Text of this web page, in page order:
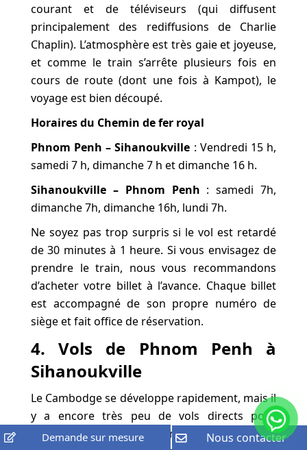
courant et de téléviseurs (qui diffusent
principalement des rediffusions de Charlie
Chaplin). L’atmosphère est très gaie et joyeuse,
et comme le train s’arrête plusieurs fois en
cours de route (dont une fois à Kampot), le
voyage est bien découpé.
Horaires du Chemin de fer royal
Phnom Penh – Sihanoukville : Vendredi 15 h,
samedi 7 h, dimanche 7 h et dimanche 16 h.
Sihanoukville – Phnom Penh : samedi 7h,
dimanche 7h, dimanche 16h, lundi 7h.
Ne soyez pas trop surpris si le vol est retardé
de 30 minutes à 1 heure. Si vous envisagez de
prendre le train, nous vous recommandons
d’acheter votre billet à l’avance. Chaque billet
est accompagné de son propre numéro de
siège et fait office de réservation.
4. Vols de Phnom Penh à
Sihanoukville
Le Cambodge se développe rapidement, mais il
y a encore très peu de vols directs pour
Sihanoukville depuis Phnom Penh. Cependant,
Demande sur mesure Nous contacter